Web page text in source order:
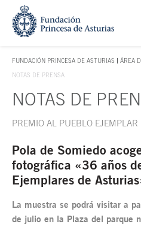
Saltar navegación. Ir directamente
FUNDACIÓN PRINCESA DE ASTURIAS
TECLA DE ACCESO 1
ÁREA
NOTAS DE PRENSA
Contenido principal
NOTAS DE
PREMIO AL PUEBLO EJEMPLAR
Pola de Somiedo
fotográfica «36 años
Ejemplares de
La muestra se podrá visitar a
de julio en la Plaza del parque